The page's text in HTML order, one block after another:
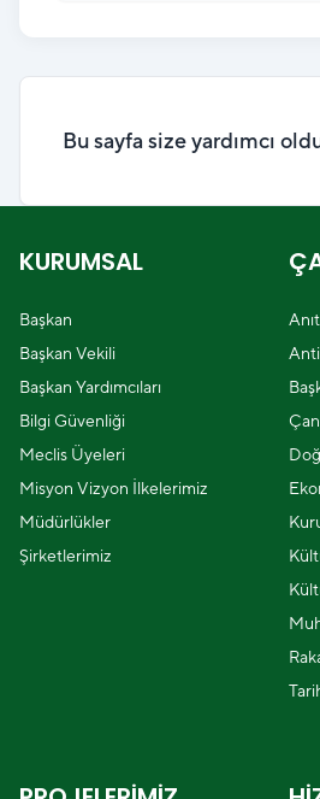
Bu sayfa size yardımcı
KURUMSAL
Başkan
Başkan Vekili
Başkan Yardımcıları
Bilgi Güvenliği
Meclis Üyeleri
Misyon Vizyon İlkelerimiz
Müdürlükler
Şirketlerimiz